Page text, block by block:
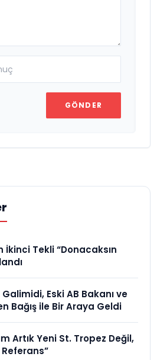
GÖNDER
İkinci Tekli “Donacaksın
Eski AB Bakanı ve
Bağış ile Bir Araya Geldi
Artık Yeni St. Tropez Değil,
Referans”